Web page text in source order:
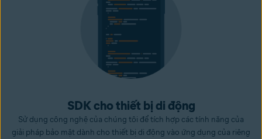
SDK cho thiết bị di động
Sử dụng công nghệ của chúng tôi để tích hợp các tính năng của
giải pháp bảo mật dành cho thiết bị di động vào ứng dụng của riêng